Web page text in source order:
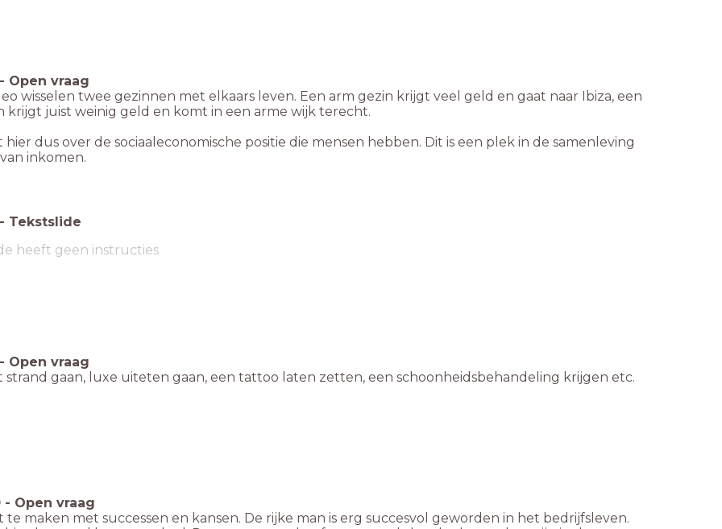
- Open vraag
wisselen twee gezinnen met elkaars leven. Een arm gezin krijgt veel geld en gaat naar Ibiza, een
krijgt juist weinig geld en komt in een arme wijk terecht.
hier dus over de sociaaleconomische positie die mensen hebben. Dit is een plek in de samenleving
inkomen.
- Tekstslide
heeft geen instructies
- Open vraag
strand gaan, luxe uiteten gaan, een tattoo laten zetten, een schoonheidsbehandeling krijgen etc.
- Open vraag
te maken met successen en kansen. De rijke man is erg succesvol geworden in het bedrijfsleven.